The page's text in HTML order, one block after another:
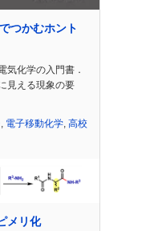
つかむホント
気化学の入門書．
見える現象の要
電子移動化学 高校
メリ化